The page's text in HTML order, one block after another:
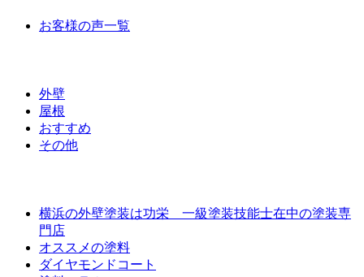
お客様の声一覧
外壁
屋根
おすすめ
その他
横浜の外壁塗装は功栄 一級塗装技能士在中の塗装専
門店
オススメの塗料
ダイヤモンドコート